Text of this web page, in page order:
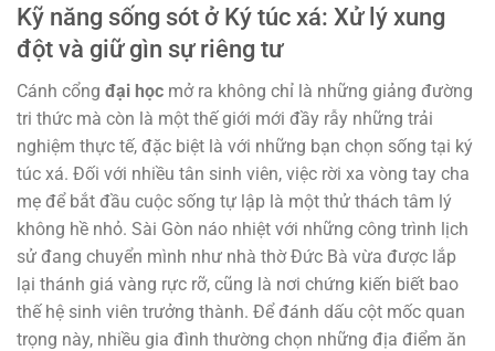
Kỹ năng sống sót ở Ký túc xá: Xử lý xung
đột và giữ gìn sự riêng tư
Cánh cổng đại học mở ra không chỉ là những giảng đường
tri thức mà còn là một thế giới mới đầy rẫy những trải
nghiệm thực tế, đặc biệt là với những bạn chọn sống tại ký
túc xá. Đối với nhiều tân sinh viên, việc rời xa vòng tay cha
mẹ để bắt đầu cuộc sống tự lập là một thử thách tâm lý
không hề nhỏ. Sài Gòn náo nhiệt với những công trình lịch
sử đang chuyển mình như nhà thờ Đức Bà vừa được lắp
lại thánh giá vàng rực rỡ, cũng là nơi chứng kiến biết bao
thế hệ sinh viên trưởng thành. Để đánh dấu cột mốc quan
trọng này, nhiều gia đình thường chọn những địa điểm ăn